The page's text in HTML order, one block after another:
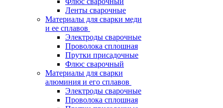
Ленты сварочные
Материалы для сварки меди
и ее сплавов
Электроды сварочные
Проволока сплошная
Прутки присадочные
Флюс сварочный
Материалы для сварки
алюминия и его сплавов
Электроды сварочные
Проволока сплошная